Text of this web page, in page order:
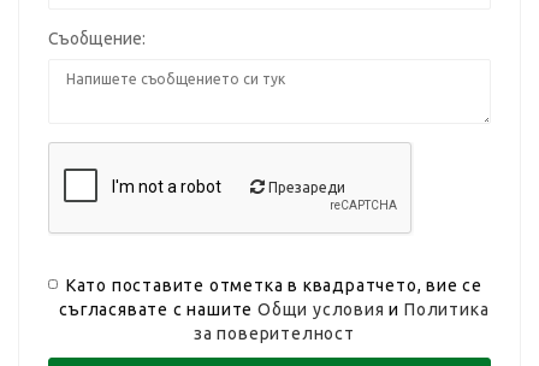
Съобщение:
Презареди
Като поставите отметка в квадратчето, вие се
съгласявате с нашитеОбщи условия иПолитика
за поверителност